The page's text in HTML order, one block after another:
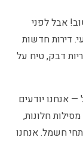
אבל לפני
דירות חדשות
דבק, טיח על
— אנחנו יודעים
חלונות,
חשמל. אנחנו